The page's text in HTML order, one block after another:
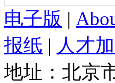
电子版 |
报纸 | 人才
地址：北京